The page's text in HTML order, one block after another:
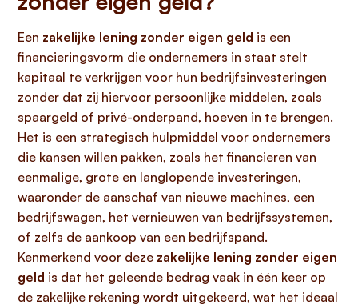
Een zakelijke lening zonder eigen geld is een
financieringsvorm die ondernemers in staat stelt
kapitaal te verkrijgen voor hun bedrijfsinvesteringen
zonder dat zij hiervoor persoonlijke middelen, zoals
spaargeld of privé-onderpand, hoeven in te brengen.
Het is een strategisch hulpmiddel voor ondernemers
die kansen willen pakken, zoals het financieren van
eenmalige, grote en langlopende investeringen,
waaronder de aanschaf van nieuwe machines, een
bedrijfswagen, het vernieuwen van bedrijfssystemen,
of zelfs de aankoop van een bedrijfspand.
Kenmerkend voor deze zakelijke lening zonder eigen
geld is dat het geleende bedrag vaak in één keer op
de zakelijke rekening wordt uitgekeerd, wat het ideaal